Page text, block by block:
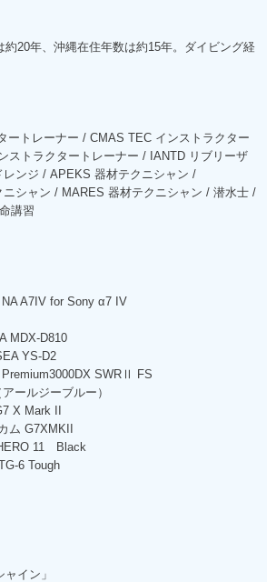
約20年、沖縄在住年数は約15年。ダイビング経
ートレーナー / CMAS TEC インストラクター
ストラクタートレーナー / IANTD リブリーザ
ンジ / APEKS 器材テクニシャン /
ニシャン / MARES 器材テクニシャン / 潜水士 /
講習
A7IV for Sony α7 IV
MDX-D810
YS-D2
SWRⅡ FS
ールジーブルー）
X Mark II
ム G7XMKII
11 Black
6 Tough
イン」